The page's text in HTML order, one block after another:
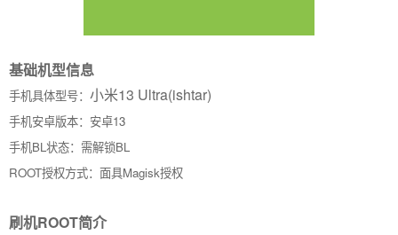
基础机型信息
手机具体型号： 小米13 Ultra(ishtar)
手机安卓版本：安卓13
手机BL状态：需解锁BL
ROOT授权方式：面具Magisk授权
刷机ROOT简介